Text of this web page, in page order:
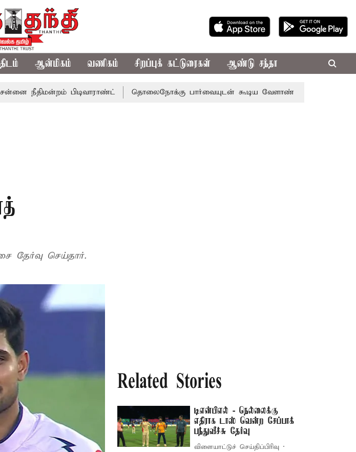
ஆன்மிகம் வணிகம் சிறப்புக் கட்டுரைகள் ஆண்டு சந்தா
பிடிவாராண்ட் தொலைநோக்கு பார்வையுடன் கூடிய வேளாண் பட்ஜெட்: முதல்-
தேர்வு செய்தார்.
Related Stories
டிஎன்பிஎல் - நெல்லைக்கு
எதிராக டாஸ் வென்ற சேப்பாக்
பந்துவீச்சு தேர்வு
விளையாட்டுச் செய்திப்பிரிவு